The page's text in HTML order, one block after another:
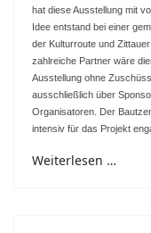
hat diese Ausstellung mit
Idee entstand bei einer
der Kulturroute und
zahlreiche Partner wäre
Ausstellung ohne
ausschließlich über
Organisatoren. Der
intensiv für das Projekt
Weiterlesen …